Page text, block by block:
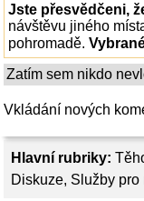
Hlavní rubriky:
Diskuze, Služby pro
Jste přesvědčeni,
návštěvu jiného
pohromadě.
Zatím sem nikdo
Vkládání nových